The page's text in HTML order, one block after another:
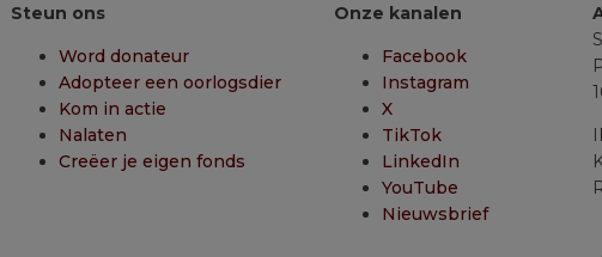
Steun ons
Word donateur
Adopteer een oorlogsdier
Kom in actie
Nalaten
Creëer je eigen fonds
Onze kanalen
Facebook
Instagram
X
TikTok
LinkedIn
YouTube
Nieuwsbrief